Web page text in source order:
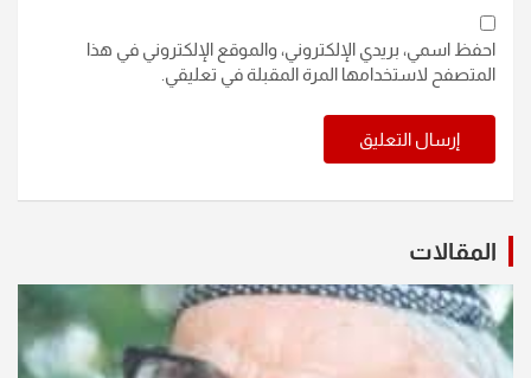
احفظ اسمي، بريدي الإلكتروني، والموقع الإلكتروني في هذا
المتصفح لاستخدامها المرة المقبلة في تعليقي.
المقالات